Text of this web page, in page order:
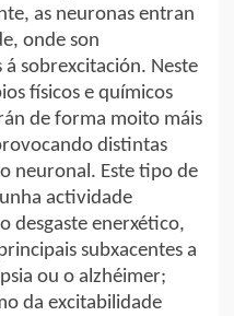
as neuronas entran
onde son
sobrexcitación. Neste
físicos e químicos
de forma moito máis
distintas
neuronal. Este tipo de
actividade
desgaste enerxético,
subxacentes a
ou o alzhéimer;
da excitabilidade